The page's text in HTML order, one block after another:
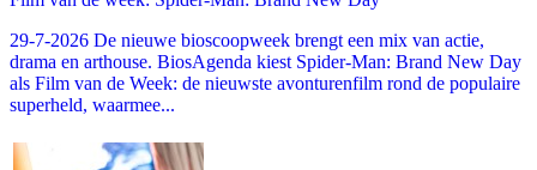
29-7-2026 De nieuwe bioscoopweek brengt een mix van actie,
drama en arthouse. BiosAgenda kiest Spider-Man: Brand New Day
als Film van de Week: de nieuwste avonturenfilm rond de populaire
superheld, waarmee...